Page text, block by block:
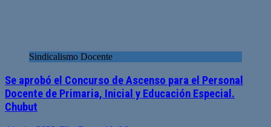
Sindicalismo Docente
Se aprobó el Concurso de Ascenso para el Personal
Docente de Primaria, Inicial y Educación Especial.
Chubut